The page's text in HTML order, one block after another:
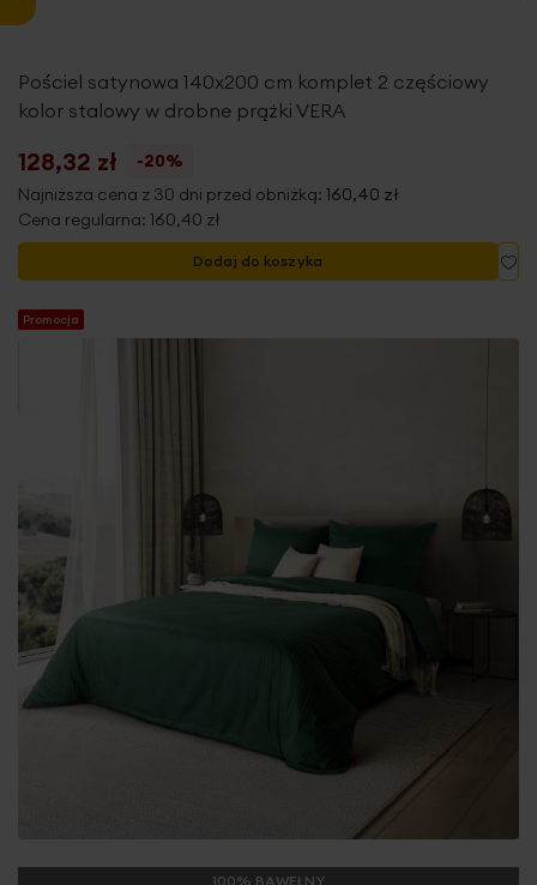
Pościel satynowa 140x200 cm komplet 2 częściowy
kolor stalowy w drobne prążki VERA
128,32 zł
-20%
Najniższa cena z 30 dni przed obniżką: 160,40 zł
Cena regularna: 160,40 zł
Dodaj do koszyka
Promocja
100% BAWEŁNY